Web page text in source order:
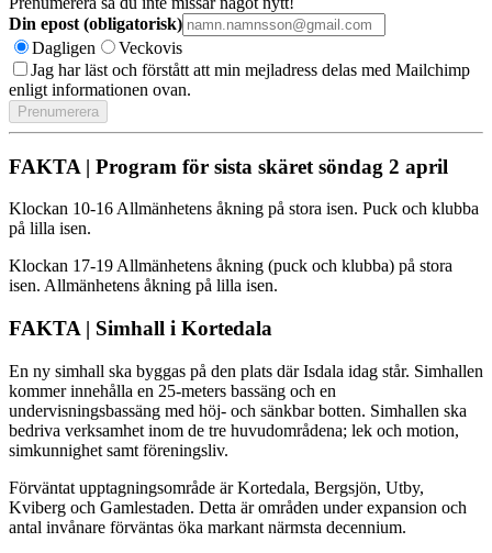
Din epost (obligatorisk)
Dagligen
Veckovis
Jag har läst och förstått att min mejladress delas med Mailchimp
enligt informationen ovan.
FAKTA | Program för sista skäret söndag 2 april
Klockan 10-16 Allmänhetens åkning på stora isen. Puck och klubba
på lilla isen.
Klockan 17-19 Allmänhetens åkning (puck och klubba) på stora
isen. Allmänhetens åkning på lilla isen.
FAKTA | Simhall i Kortedala
En ny simhall ska byggas på den plats där Isdala idag står. Simhallen
kommer innehålla en 25-meters bassäng och en
undervisningsbassäng med höj- och sänkbar botten. Simhallen ska
bedriva verksamhet inom de tre huvudområdena; lek och motion,
simkunnighet samt föreningsliv.
Förväntat upptagningsområde är Kortedala, Bergsjön, Utby,
Kviberg och Gamlestaden. Detta är områden under expansion och
antal invånare förväntas öka markant närmsta decennium.